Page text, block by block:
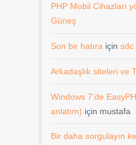
PHP Mobil Cihazları
Güneş
Son bir hatıra için sdc
Arkadaşlık siteleri ve
Windows 7’de
anlatım) için mustafa
Bir daha sorgulayın